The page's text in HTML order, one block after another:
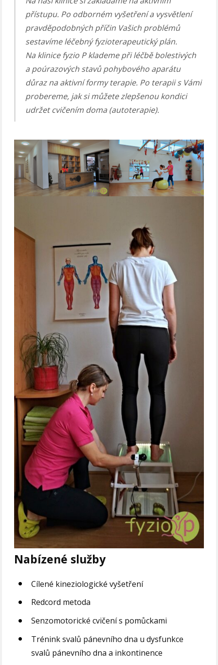
přístupu. Po odborném vyšetření a vysvětlení
pravděpodobných příčin Vašich problémů
sestavíme léčebný fyzioterapeutický plán.
Na klinice fyzio P klademe při léčbě bolestivých
a poúrazových stavů pohybového aparátu
důraz na aktivní formy terapie. Po terapii s Vámi
probereme, jak si můžete zlepšenou kondici
udržet cvičením doma (autoterapie).
Nabízené služby
Cílené kineziologické vyšetření
Redcord metoda
Senzomotorické cvičení s pomůckami
Trénink svalů pánevního dna u dysfunkce
svalů pánevního dna a inkontinence